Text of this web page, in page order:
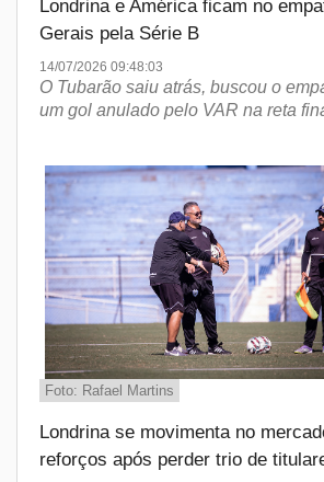
Londrina e América ficam no
Gerais pela Série B
14/07/2026 09:48:03
O Tubarão saiu atrás, buscou o
um gol anulado pelo VAR na reta
Foto: Rafael Martins
Londrina se movimenta no
reforços após perder trio de